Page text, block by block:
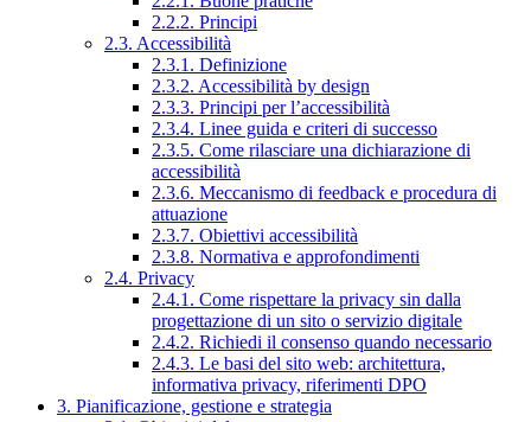
2.2.2. Principi
2.3. Accessibilità
2.3.1. Definizione
2.3.2. Accessibilità by design
2.3.3. Principi per l’accessibilità
2.3.4. Linee guida e criteri di successo
2.3.5. Come rilasciare una dichiarazione di
accessibilità
2.3.6. Meccanismo di feedback e procedura di
attuazione
2.3.7. Obiettivi accessibilità
2.3.8. Normativa e approfondimenti
2.4. Privacy
2.4.1. Come rispettare la privacy sin dalla
progettazione di un sito o servizio digitale
2.4.2. Richiedi il consenso quando necessario
2.4.3. Le basi del sito web: architettura,
informativa privacy, riferimenti DPO
3. Pianificazione, gestione e strategia